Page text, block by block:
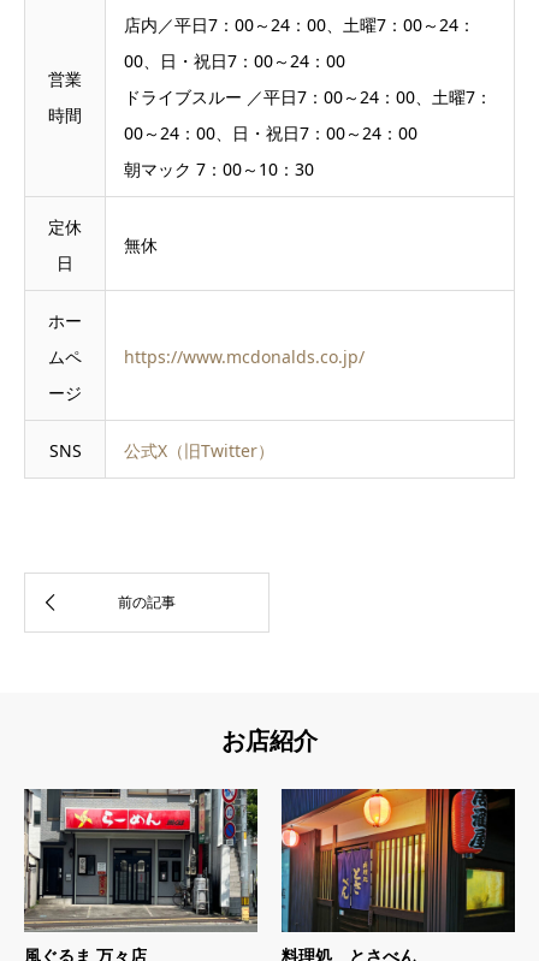
営業
時間
店内／平日7：00～24：00、土曜7：00～24：
00、日・祝日7：00～24：00
ドライブスルー ／平日7：00～24：00、土曜7：
00～24：00、日・祝日7：00～24：00
朝マック 7：00～10：30
定休
日
無休
ホー
ムペ
ージ
https://www.mcdonalds.co.jp/
SNS 公式X（旧Twitter）
お店紹介
風ぐるま 万々店 料理処 とさべん